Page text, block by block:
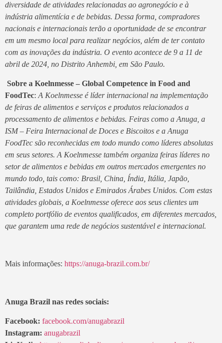
diversidade de atividades relacionadas ao agronegócio e à
indústria alimentícia e de bebidas. Dessa forma, compradores
nacionais e internacionais terão a oportunidade de se encontrar
em um mesmo local para realizar negócios, além de ter contato
com as inovações da indústria. O evento acontece de 9 a 11 de
abril de 2024, no Distrito Anhembi, em São Paulo.
Sobre a Koelnmesse – Global Competence in Food and
FoodTec: A Koelnmesse é líder internacional na implementação
de feiras de alimentos e serviços e produtos relacionados a
processamento de alimentos e bebidas. Feiras como a Anuga, a
ISM – Feira Internacional de Doces e Biscoitos e a Anuga
FoodTec são reconhecidas em todo mundo como líderes absolutas
em seus setores. A Koelnmesse também organiza feiras líderes no
setor de alimentos e bebidas em outros mercados emergentes no
mundo todo, tais como: Brasil, China, Índia, Itália, Japão,
Tailândia, Estados Unidos e Emirados Árabes Unidos. Com estas
atividades globais, a Koelnmesse oferece aos seus clientes um
completo portfólio de eventos qualificados, em diferentes mercados,
que garantem uma rede de negócios sustentável e internacional.
Mais informações: https://anuga-brazil.com.br/
Anuga Brazil nas redes sociais:
Facebook: facebook.com/anugabrazil
Instagram: anugabrazil